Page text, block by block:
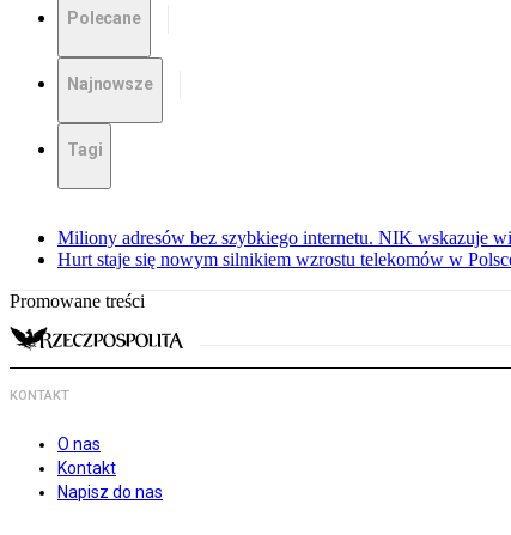
Polecane
Najnowsze
Tagi
Miliony adresów bez szybkiego internetu. NIK wskazuje
Hurt staje się nowym silnikiem wzrostu telekomów w
Promowane treści
KONTAKT
O nas
Kontakt
Napisz do nas